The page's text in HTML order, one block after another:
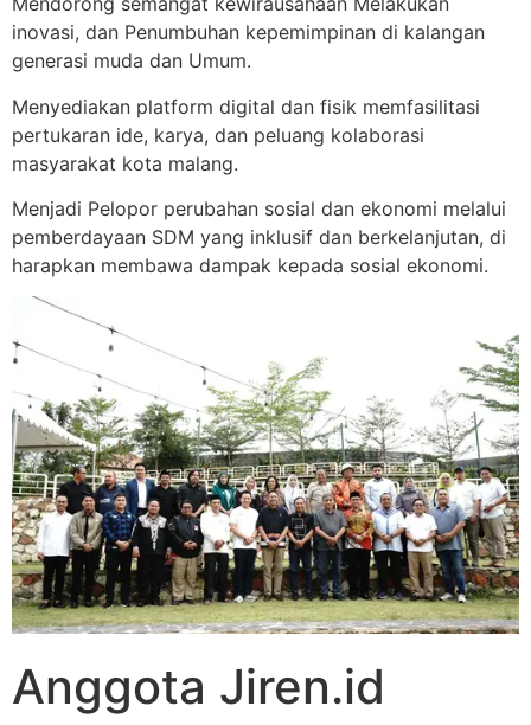
inovasi, dan Penumbuhan kepemimpinan di kalangan
generasi muda dan Umum.
Menyediakan platform digital dan fisik memfasilitasi
pertukaran ide, karya, dan peluang kolaborasi
masyarakat kota malang.
Menjadi Pelopor perubahan sosial dan ekonomi melalui
pemberdayaan SDM yang inklusif dan berkelanjutan, di
harapkan membawa dampak kepada sosial ekonomi.
Anggota Jiren.id